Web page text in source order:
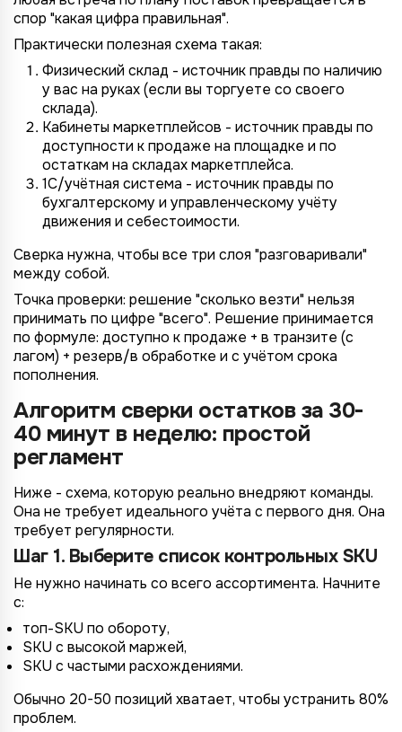
спор "какая цифра правильная".
Практически полезная схема такая:
Физический склад - источник правды по наличию
у вас на руках (если вы торгуете со своего
склада).
Кабинеты маркетплейсов - источник правды по
доступности к продаже на площадке и по
остаткам на складах маркетплейса.
1С/учётная система - источник правды по
бухгалтерскому и управленческому учёту
движения и себестоимости.
Сверка нужна, чтобы все три слоя "разговаривали"
между собой.
Точка проверки: решение "сколько везти" нельзя
принимать по цифре "всего". Решение принимается
по формуле: доступно к продаже + в транзите (с
лагом) + резерв/в обработке и с учётом срока
пополнения.
Алгоритм сверки остатков за 30-
40 минут в неделю: простой
регламент
Ниже - схема, которую реально внедряют команды.
Она не требует идеального учёта с первого дня. Она
требует регулярности.
Шаг 1. Выберите список контрольных SKU
Не нужно начинать со всего ассортимента. Начните
с:
топ-SKU по обороту,
SKU с высокой маржей,
SKU с частыми расхождениями.
Обычно 20-50 позиций хватает, чтобы устранить 80%
проблем.
TotalCRM
*
TotalCRM
TotalCRM
TotalCRM
Wildberries
TotalCRM
TotalCRM
TotalCRM